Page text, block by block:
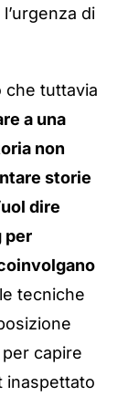
di
che tuttavia
a una
non
storie
dire
per
tecniche
capire
inaspettato